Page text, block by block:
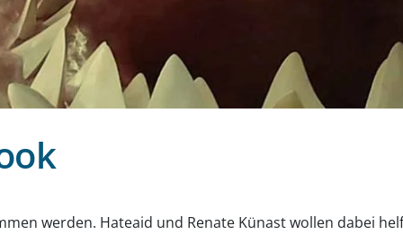
werden. Hateaid und Renate Künast wollen dabei